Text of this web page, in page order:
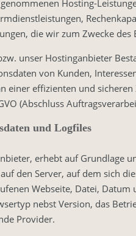
Hosting-
die wir zum Zwecke
unser Hostinganbieter
von Kunden,
einer effizienten und
(Abschluss
und Logfiles
erhebt auf Grundlage
den Server, auf dem sich
Webseite, Datei,
nebst Version, das
Provider.